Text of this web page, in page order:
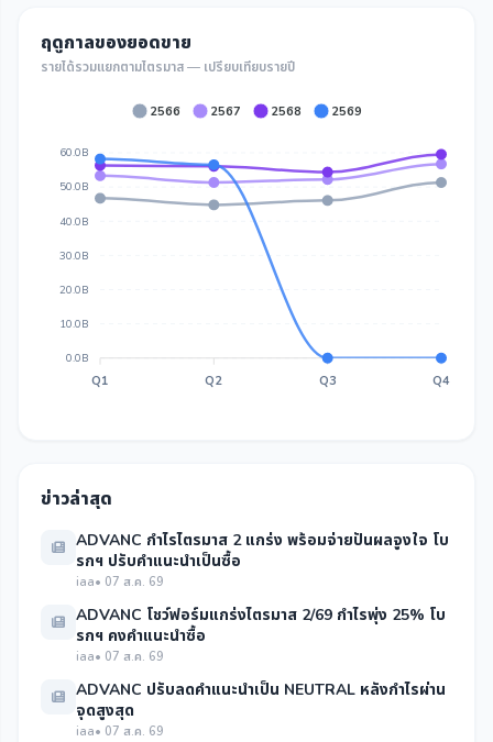
ฤดูกาลของยอดขาย
รายได้รวมแยกตามไตรมาส — เปรียบเทียบรายปี
2566 2567 2568 2569
60.0B
50.0B
40.0B
30.0B
20.0B
10.0B
0.0B
Q1 Q2 Q3 Q4
ข่าวล่าสุด
ADVANC กำไรไตรมาส 2 แกร่ง พร้อมจ่ายปันผลจูงใจ โบ
รกฯ ปรับคำแนะนำเป็นซื้อ
iaa• 07 ส.ค. 69
ADVANC โชว์ฟอร์มแกร่งไตรมาส 2/69 กำไรพุ่ง 25% โบ
รกฯ คงคำแนะนำซื้อ
iaa• 07 ส.ค. 69
ADVANC ปรับลดคำแนะนำเป็น NEUTRAL หลังกำไรผ่าน
จุดสูงสุด
iaa• 07 ส.ค. 69